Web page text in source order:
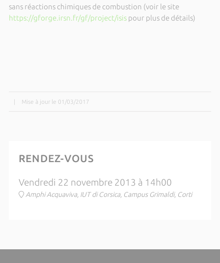
sans réactions chimiques de combustion (voir le site
https://gforge.irsn.fr/gf/project/isispour plus de détails)
Mise à jour le 01/03/2017
RENDEZ-VOUS
Vendredi 22 novembre 2013 à 14h00
Amphi Acquaviva, IUT di Corsica, Campus Grimaldi, Corti